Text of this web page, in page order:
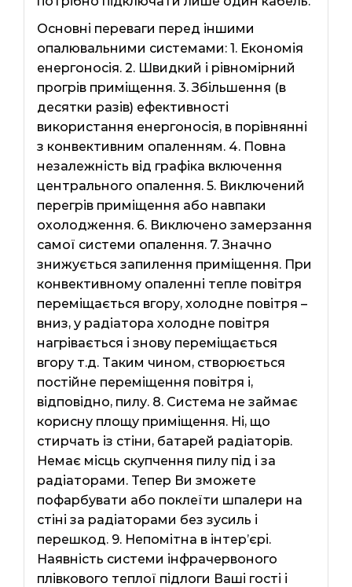
Основні переваги перед іншими
опалювальними системами: 1. Економія
енергоносія. 2. Швидкий і рівномірний
прогрів приміщення. 3. Збільшення (в
десятки разів) ефективності
використання енергоносія, в порівнянні
з конвективним опаленням. 4. Повна
незалежність від графіка включення
центрального опалення. 5. Виключений
перегрів приміщення або навпаки
охолодження. 6. Виключено замерзання
самої системи опалення. 7. Значно
знижується запилення приміщення. При
конвективному опаленні тепле повітря
переміщається вгору, холодне повітря –
вниз, у радіатора холодне повітря
нагрівається і знову переміщається
вгору т.д. Таким чином, створюється
постійне переміщення повітря і,
відповідно, пилу. 8. Система не займає
корисну площу приміщення. Ні, що
стирчать із стіни, батарей радіаторів.
Немає місць скупчення пилу під і за
радіаторами. Тепер Ви зможете
пофарбувати або поклеїти шпалери на
стіні за радіаторами без зусиль і
перешкод. 9. Непомітна в інтер’єрі.
Наявність системи інфрачервоного
плівкового теплої підлоги Ваші гості і